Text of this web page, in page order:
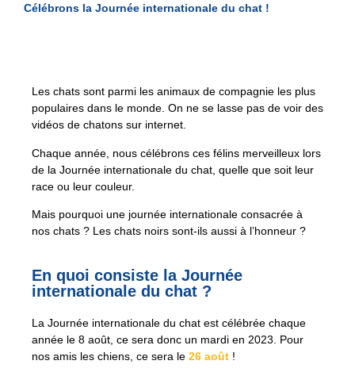
Célébrons la Journée internationale du chat !
Les chats sont parmi les animaux de compagnie les plus
populaires dans le monde. On ne se lasse pas de voir des
vidéos de chatons sur internet.
Chaque année, nous célébrons ces félins merveilleux lors
de la Journée internationale du chat, quelle que soit leur
race ou leur couleur.
Mais pourquoi une journée internationale consacrée à
nos chats ? Les chats noirs sont-ils aussi à l’honneur ?
En quoi consiste la Journée
internationale du chat ?
La Journée internationale du chat est célébrée chaque
année le 8 août, ce sera donc un mardi en 2023. Pour
nos amis les chiens, ce sera le 26 août !